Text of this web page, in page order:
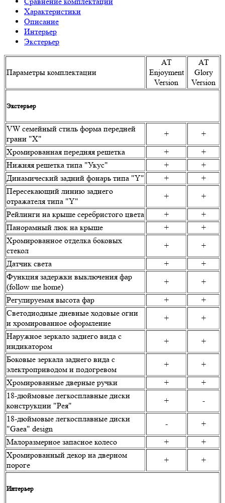
Характеристики
Описание
Интерьер
Экстерьер
Параметры комплектации
АТ
Enjoyment
Version
АТ
Glory
Version
Экстерьер
VW семейный стиль форма передней
грани "X"
+
+
Хромированная передняя решетка
+
+
Нижняя решетка типа "Укус"
+
+
Динамический задний фонарь типа "Y"
+
+
Пересекающий линию заднего
отражателя типа "Y"
+
+
Рейлинги на крыше серебристого цвета
+
+
Панорамный люк на крыше
+
+
Хромированное отделка боковых
стекол
+
+
Датчик света
+
+
Функция задержки выключения фар
(follow me home)
+
+
Регулируемая высота фар
+
+
Светодиодные дневные ходовые огни
и хромированное оформление
+
+
Наружное зеркало заднего вида с
индикатором
+
+
Боковые зеркала заднего вида с
электроприводом и подогревом
+
+
Хромированные дверные ручки
+
+
18-дюймовые легкосплавные диски
конструкции "Рея"
+
-
18-дюймовые легкосплавные диски
"Gaea" design
-
+
Малоразмерное запасное колесо
+
+
Хромированный декор на дверном
пороге
+ +
Интерьер